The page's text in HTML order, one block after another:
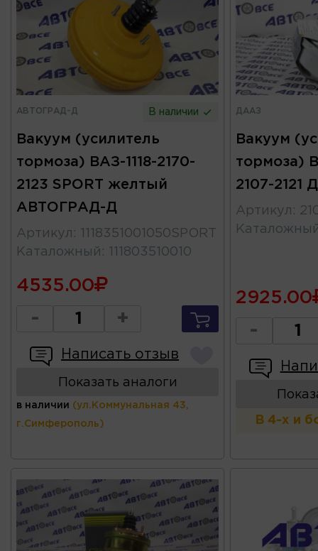
АВТОГРАД-Д В наличии
Вакуум (усилитель
тормоза) ВАЗ-1118-2170-
2123 SPORT желтый
АВТОГРАД-Д
Артикул :
1118351001050SPORT
Каталожный : 111803510010
4535.00
- +
Написать отзыв
Показать аналоги
в наличии (ул.Коммунальная 43,
г.Симферополь)
ДААЗ
Вакуум
тормоза)
2107-2121
Артикул :
2925.00
-
В 4-х и